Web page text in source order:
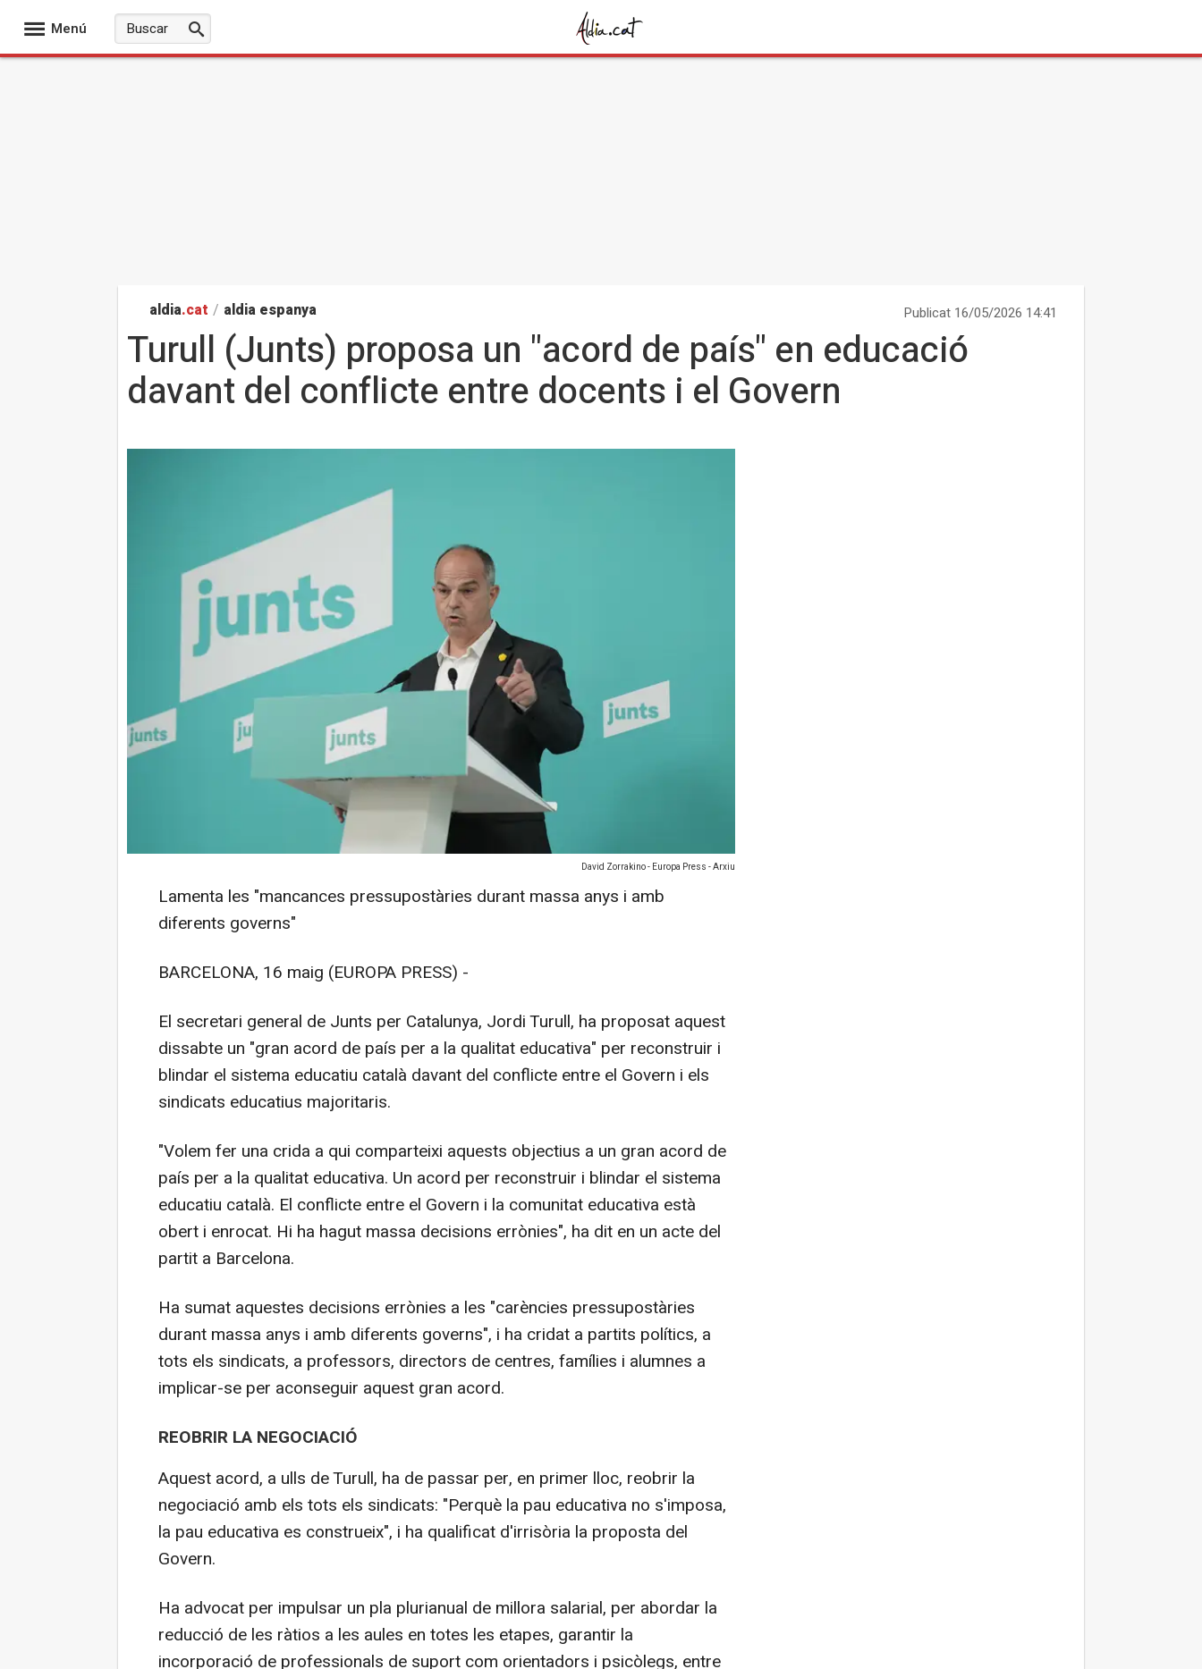
Menú
aldia.cat / aldia espanya Publicat 16/05/2026 14:41
Turull (Junts) proposa un "acord de país" en educació
davant del conflicte entre docents i el Govern
David Zorrakino - Europa Press - Arxiu
Lamenta les "mancances pressupostàries durant massa anys i amb
diferents governs"
BARCELONA, 16 maig (EUROPA PRESS) -
El secretari general de Junts per Catalunya, Jordi Turull, ha proposat aquest
dissabte un "gran acord de país per a la qualitat educativa" per reconstruir i
blindar el sistema educatiu català davant del conflicte entre el Govern i els
sindicats educatius majoritaris.
"Volem fer una crida a qui comparteixi aquests objectius a un gran acord de
país per a la qualitat educativa. Un acord per reconstruir i blindar el sistema
educatiu català. El conflicte entre el Govern i la comunitat educativa està
obert i enrocat. Hi ha hagut massa decisions errònies", ha dit en un acte del
partit a Barcelona.
Ha sumat aquestes decisions errònies a les "carències pressupostàries
durant massa anys i amb diferents governs", i ha cridat a partits polítics, a
tots els sindicats, a professors, directors de centres, famílies i alumnes a
implicar-se per aconseguir aquest gran acord.
REOBRIR LA NEGOCIACIÓ
Aquest acord, a ulls de Turull, ha de passar per, en primer lloc, reobrir la
negociació amb els tots els sindicats: "Perquè la pau educativa no s'imposa,
la pau educativa es construeix", i ha qualificat d'irrisòria la proposta del
Govern.
Ha advocat per impulsar un pla plurianual de millora salarial, per abordar la
reducció de les ràtios a les aules en totes les etapes, garantir la
incorporació de professionals de suport com orientadors i psicòlegs, entre